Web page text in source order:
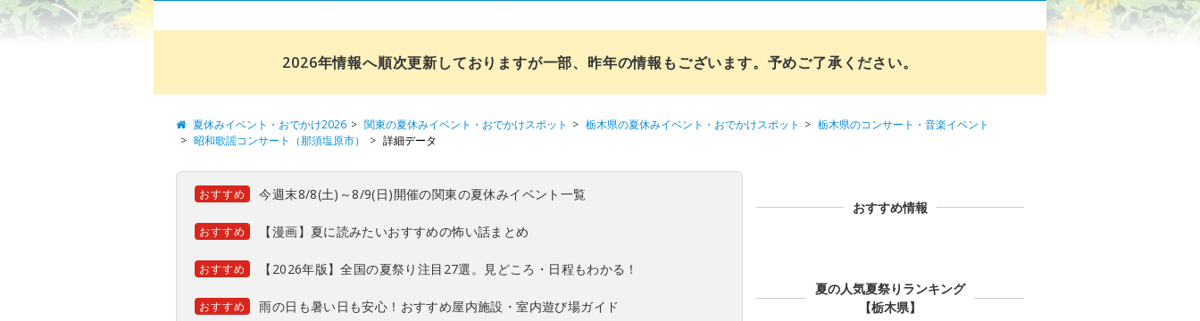
2026年情報へ順次更新しておりますが一部、昨年の情報もございます。予めご了承ください。
夏休みイベント・おでかけ2026 関東の夏休みイベント・おでかけスポット 栃木県の夏休みイベント・おでかけスポット
栃木県のコンサート・音楽イベント
昭和歌謡コンサート（那須塩原市）
詳細データ
おすすめ 今週末8/8(土)～8/9(日)開催の関東の夏休みイベント一覧
おすすめ 【漫画】夏に読みたいおすすめの怖い話まとめ
おすすめ 【2026年版】全国の夏祭り注目27選。見どころ・日程もわかる！
おすすめ 雨の日も暑い日も安心！おすすめ屋内施設・室内遊び場ガイド
おすすめ情報
夏の人気夏祭りランキング
【栃木県】